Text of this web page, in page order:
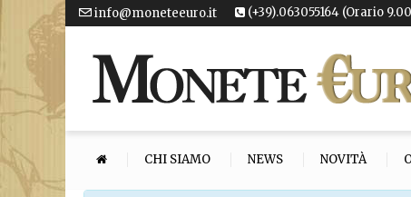
info@moneteeuro.it (+39).063055164 (Orario
CHI SIAMO NEWS NOVITÀ